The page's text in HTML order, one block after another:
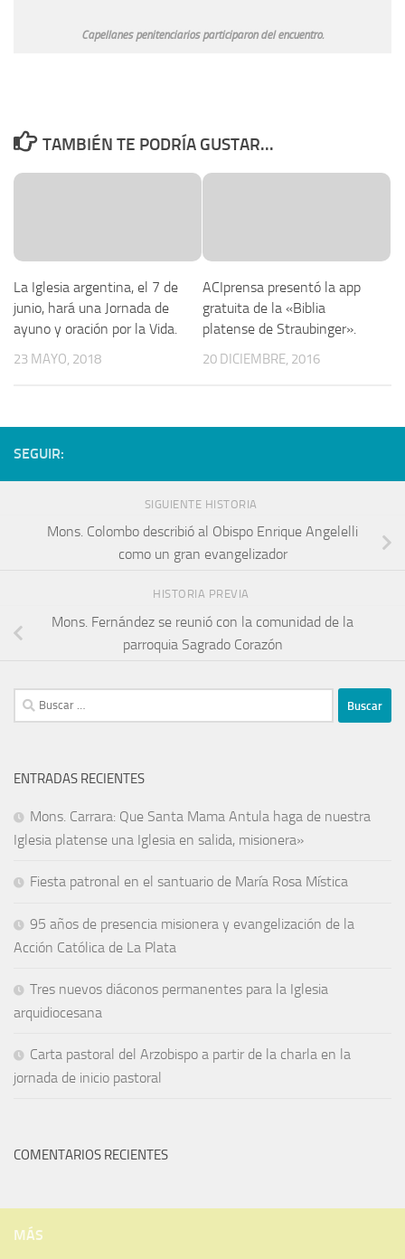
Capellanes penitenciarios participaron del encuentro.
TAMBIÉN TE PODRÍA GUSTAR...
La Iglesia argentina, el 7 de
junio, hará una Jornada de
ayuno y oración por la Vida.
23 MAYO, 2018
ACIprensa presentó la app
gratuita de la «Biblia
platense de Straubinger».
20 DICIEMBRE, 2016
SEGUIR:
SIGUIENTE HISTORIA
Mons. Colombo describió al Obispo Enrique Angelelli
como un gran evangelizador
HISTORIA PREVIA
Mons. Fernández se reunió con la comunidad de la
parroquia Sagrado Corazón
ENTRADAS RECIENTES
Mons. Carrara: Que Santa Mama Antula haga de nuestra
Iglesia platense una Iglesia en salida, misionera»
Fiesta patronal en el santuario de María Rosa Mística
95 años de presencia misionera y evangelización de la
Acción Católica de La Plata
Tres nuevos diáconos permanentes para la Iglesia
arquidiocesana
Carta pastoral del Arzobispo a partir de la charla en la
jornada de inicio pastoral
COMENTARIOS RECIENTES
MÁS